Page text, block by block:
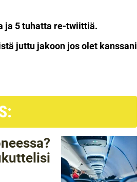
ja 5 tuhatta re-twiittiä.
juttu jakoon jos olet kanssani